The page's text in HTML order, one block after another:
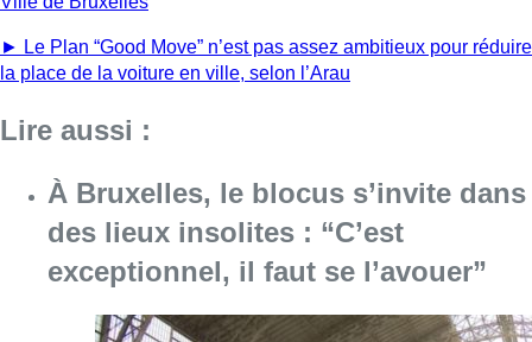
► Le Plan “Good Move” n’est pas assez ambitieux pour réduire
la place de la voiture en ville, selon l’Arau
Lire aussi :
À Bruxelles, le blocus s’invite dans
des lieux insolites : “C’est
exceptionnel, il faut se l’avouer”